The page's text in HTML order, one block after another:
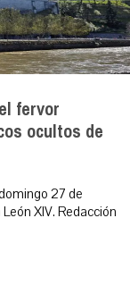
fervor
ocultos de
27 de
XIV. Redacción